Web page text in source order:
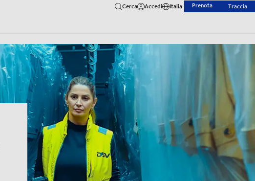
Cerca Accedi Italia Prenota Traccia